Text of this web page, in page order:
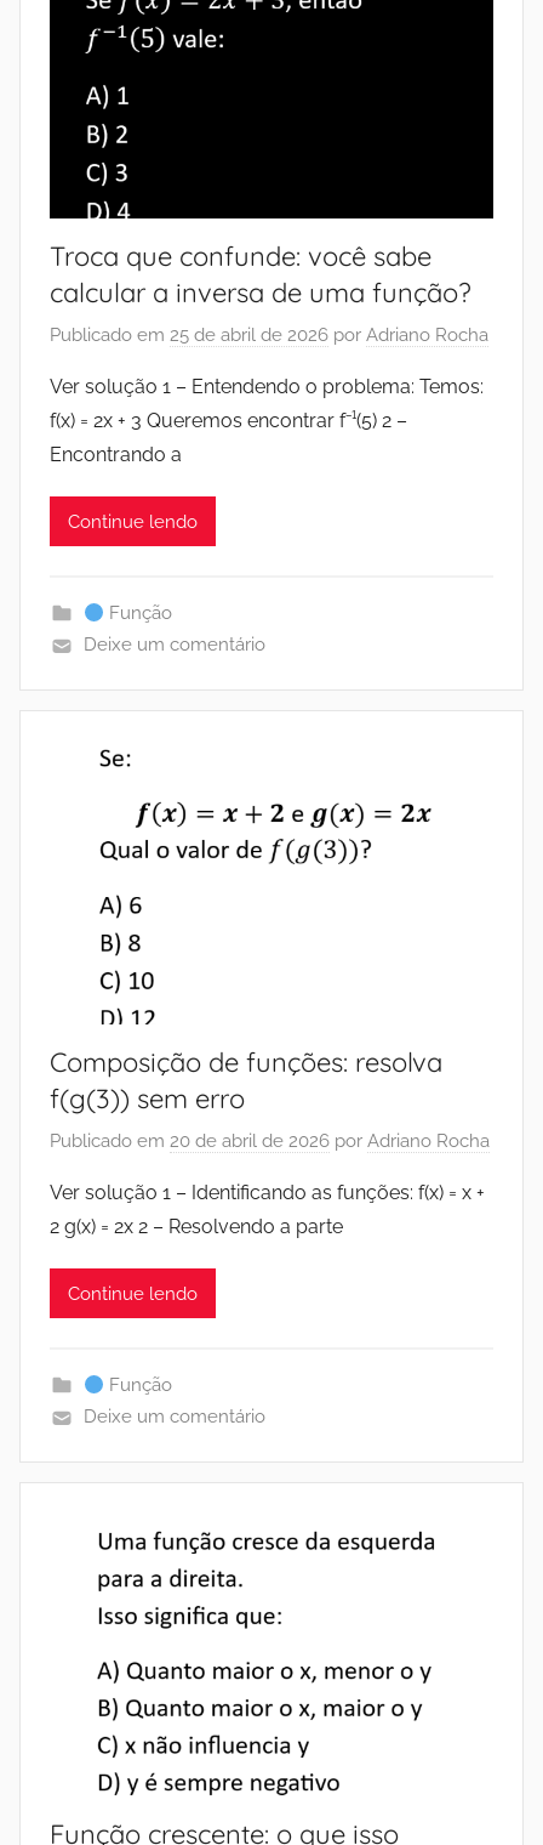
Troca que confunde: você sabe
calcular a inversa de uma função?
Publicado em 25 de abril de 2026 por Adriano Rocha
Ver solução 1 – Entendendo o problema: Temos:
f(x) = 2x + 3 Queremos encontrar f⁻¹(5) 2 –
Encontrando a
Continue lendo
Função
Deixe um comentário
Composição de funções: resolva
f(g(3)) sem erro
Publicado em 20 de abril de 2026 por Adriano Rocha
Ver solução 1 – Identificando as funções: f(x) = x +
2 g(x) = 2x 2 – Resolvendo a parte
Continue lendo
Função
Deixe um comentário
Função crescente: o que isso